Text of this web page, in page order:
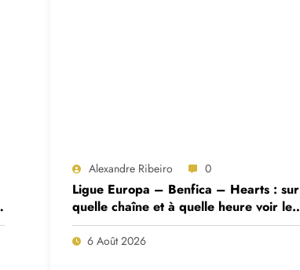
Alexandre Ribeiro 0
Ligue Europa – Benfica – Hearts : sur
quelle chaîne et à quelle heure voir le
match ?
6 Août 2026